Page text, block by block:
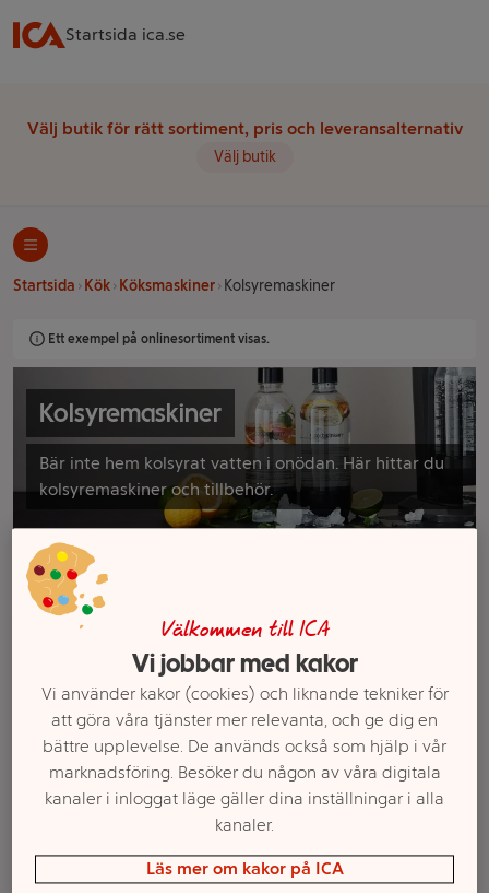
Startsida ica.se
Välj butik för rätt sortiment, pris och leveransalternativ
Välj butik
Startsida Kök Köksmaskiner Kolsyremaskiner
Ett exempel på onlinesortiment visas.
Kolsyremaskiner
Bär inte hem kolsyrat vatten i onödan. Här hittar du
kolsyremaskiner och tillbehör.
Filter
Sodastream
Välkommen till ICA
Vi jobbar med kakor
Vi använder kakor (cookies) och liknande tekniker för
att göra våra tjänster mer relevanta, och ge dig en
bättre upplevelse. De används också som hjälp i vår
marknadsföring. Besöker du någon av våra digitala
kanaler i inloggat läge gäller dina inställningar i alla
kanaler.
Läs mer om kakor på ICA